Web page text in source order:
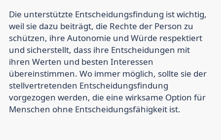
Die unterstützte Entscheidungsfindung ist wichtig,
weil sie dazu beiträgt, die Rechte der Person zu
schützen, ihre Autonomie und Würde respektiert
und sicherstellt, dass ihre Entscheidungen mit
ihren Werten und besten Interessen
übereinstimmen. Wo immer möglich, sollte sie der
stellvertretenden Entscheidungsfindung
vorgezogen werden, die eine wirksame Option für
Menschen ohne Entscheidungsfähigkeit ist.